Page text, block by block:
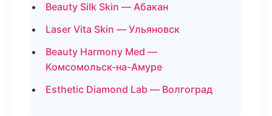
Beauty Silk Skin — Абакан
Laser Vita Skin — Ульяновск
Beauty Harmony Med —
Комсомольск-на-Амуре
Esthetic Diamond Lab — Волгоград